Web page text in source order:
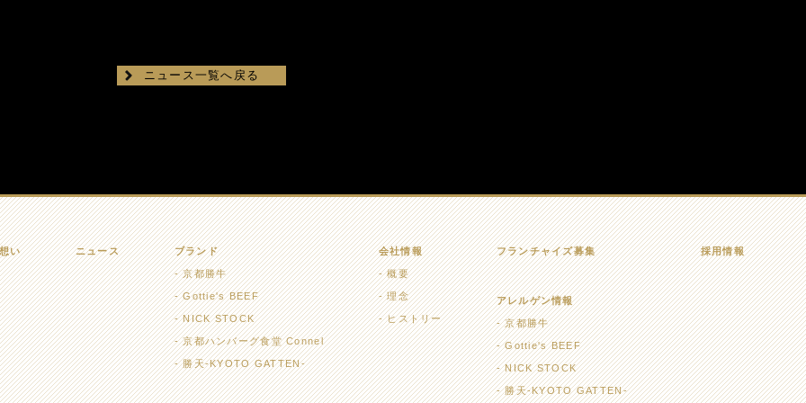
ニュース一覧へ戻る
い ニュース ブランド
京都勝牛
Gottie's BEEF
NICK STOCK
京都ハンバーグ食堂 Connel
勝天-KYOTO GATTEN-
会社情報
概要
理念
ヒストリー
フランチャイズ募集
アレルゲン情報
京都勝牛
Gottie's BEEF
NICK STOCK
勝天-KYOTO GATTEN-
採用情報